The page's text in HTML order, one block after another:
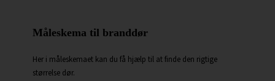
Måleskema til branddør
Her i måleskemaet kan du få hjælp til at finde den rigtige
størrelse dør.